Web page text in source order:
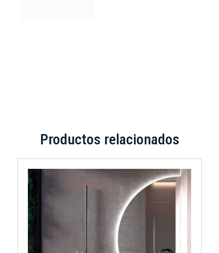
Productos relacionados